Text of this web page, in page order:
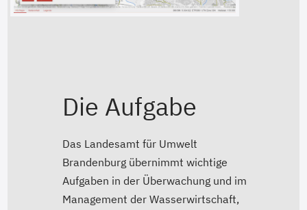
Die Aufgabe
Das Landesamt für Umwelt
Brandenburg übernimmt wichtige
Aufgaben in der Überwachung und im
Management der Wasserwirtschaft,